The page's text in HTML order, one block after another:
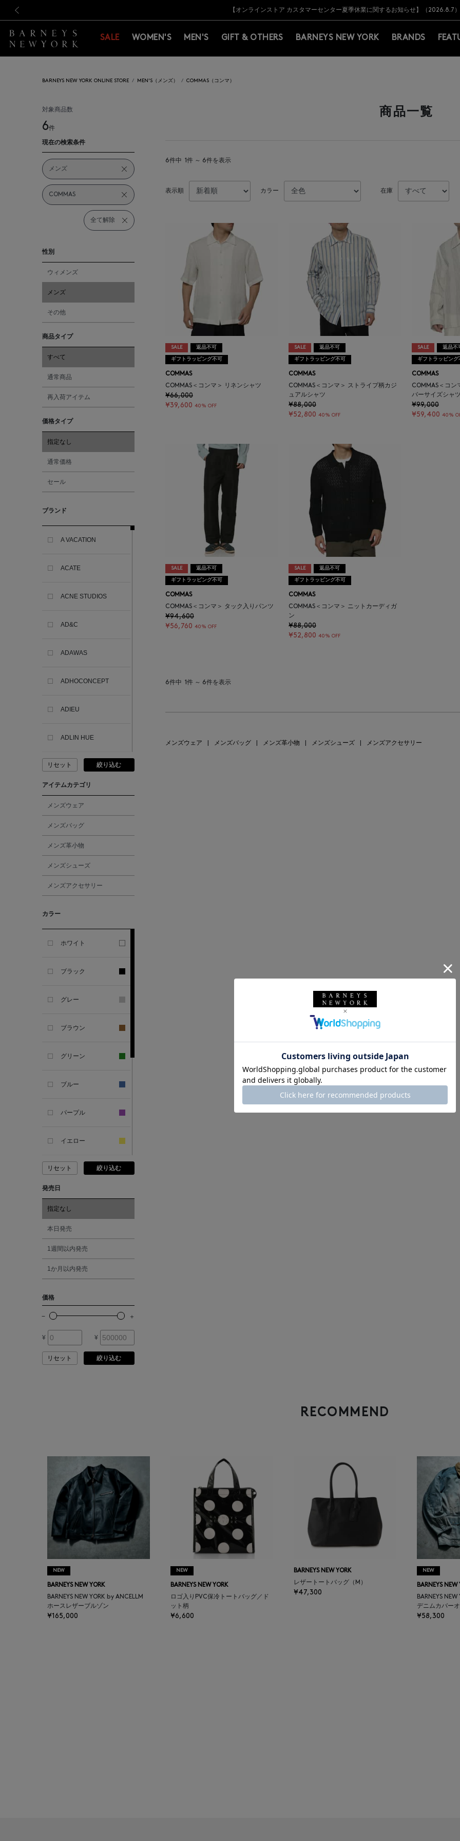
新規登録のお客様も対象！＜MY BARNEYS＞会員のお客様は11,000円（税込）以上のお買上げで常時送料無料
【夏季休業に伴う出荷一時停止のお知らせ】(2026.8.7)
【オンラインストア カスタマーセンター夏季休業に関するお知らせ】（2026.8.7）
【夏季休業に伴う返品・交換承り一時停止のお知らせ】（2026.8.5）
熊本県を中心とした地震の影響によるお荷物のお届けについて
【開催中】SUMMER SALEのご案内・ご注意事項
新規登録のお客様も対象！＜MY BARNEYS＞会員のお客様は11,000円（税込）以上のお買上げで常時送料無料
【夏季休業に伴う出荷一時停止のお知らせ】(2026.8.7)
SALE WOMEN'S MEN'S GIFT & OTHERS BARNEYS NEW YORK BRANDS
BARNEYS NEW YORK ONLINE STORE MEN'S（メンズ） COMMAS（コンマ）
対象商品数
6件
現在の検索条件
メンズ
COMMAS
全て解除
性別
ウィメンズ
メンズ
その他
商品タイプ
すべて
通常商品
再入荷アイテム
価格タイプ
指定なし
通常価格
セール
ブランド
A VACATION
ACATE
ACNE STUDIOS
AD&C
ADAWAS
ADHOCONCEPT
ADIEU
ADLIN HUE
ADVISORY BOARD
AESOP
ALBERT THURSTON
ANDERSONS
ANYA HINDMARCH
ARCS LONDON
ARIANNA
ARMA
ASAUCE MELER
ATHLETICS FTWR
ATTO VANNUCCI
FIRENZE
AURALEE
AUTRY
BAGUTTA
リセット 絞り込む
アイテムカテゴリ
メンズウェア
メンズバッグ
メンズ革小物
メンズシューズ
メンズアクセサリー
カラー
ホワイト
ブラック
グレー
ブラウン
グリーン
ブルー
パープル
イエロー
ピンク
レッド
オレンジ
シルバー
リセット 絞り込む
発売日
指定なし
本日発売
1週間以内発売
1か月以内発売
価格
¥ ¥
リセット 絞り込む
商品一覧
6件中 1件 ～ 6件を表示
表示順 カラー 在庫
SALE 返品不可
ギフトラッピング不可
COMMAS
COMMAS＜コンマ＞ リネンシャツ
¥66,000
¥39,600 40% OFF
SALE 返品不可
ギフトラッピング不可
COMMAS
COMMAS＜コンマ＞ ストライプ柄カジ
ュアルシャツ
¥88,000
¥52,800 40% OFF
SALE 返品不
ギフトラッピング
COMMAS
COMMAS＜コン
バーサイズシャ
¥99,000
¥59,400 40%
SALE 返品不可
ギフトラッピング不可
COMMAS
COMMAS＜コンマ＞ タック入りパンツ
¥94,600
¥56,760 40% OFF
SALE 返品不可
ギフトラッピング不可
COMMAS
COMMAS＜コンマ＞ ニットカーディガ
ン
¥88,000
¥52,800 40% OFF
6件中 1件 ～ 6件を表示
メンズウェア メンズバッグ メンズ革小物 メンズシューズ メンズアクセサリー
RECOMMEND
NEW
BARNEYS NEW YORK
BARNEYS NEW YORK by ANCELLM
ホースレザーブルゾン
¥165,000
NEW
BARNEYS NEW YORK
ロゴ入りPVC保冷トートバッグ／ド
ット柄
¥6,600
BARNEYS NEW YORK
レザートートバッグ（M）
¥47,300
NEW
BARNEYS NEW
BARNEYS
デニムカバー
¥58,300